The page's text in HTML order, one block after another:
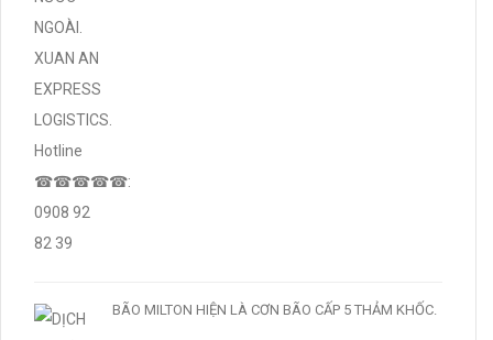
BÃO MILTON HIỆN LÀ CƠN BÃO CẤP 5 THẢM KHỐC.